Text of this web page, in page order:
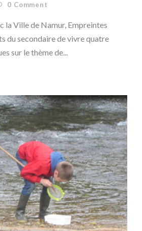
0 Comment
la Ville de Namur, Empreintes
du secondaire de vivre quatre
sur le thème de...